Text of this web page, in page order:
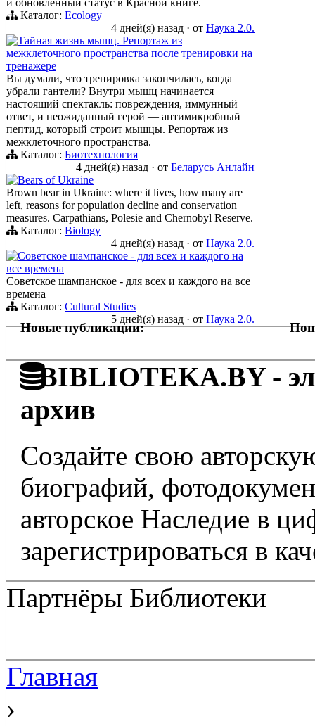
и обновлённый статус в Красной книге.
Каталог: Ecology
4 дней(я) назад · от Наука 2.0.
Тайная жизнь мышц. Репортаж из
межклеточного пространства после тренировки на
тренажере
Вы думали, что тренировка закончилась, когда
убрали гантели? Внутри мышц начинается
настоящий спектакль: повреждения, иммунный
ответ, и неожиданный герой — антимикробный
пептид, который строит мышцы. Репортаж из
межклеточного пространства.
Каталог: Биотехнология
4 дней(я) назад · от Беларусь Анлайн
Bears of Ukraine
Brown bear in Ukraine: where it lives, how many are
left, reasons for population decline and conservation
measures. Carpathians, Polesie and Chernobyl Reserve.
Каталог: Biology
4 дней(я) назад · от Наука 2.0.
Советское шампанское - для всех и каждого на
все времена
Советское шампанское - для всех и каждого на все
времена
Каталог: Cultural Studies
5 дней(я) назад · от Наука 2.0.
Новые публикации:
BIBLIOTEKA.BY -
архив
Создайте свою
биографий,
авторское Наследие в
зарегистрироваться в
Партнёры Библиотеки
Главная
›